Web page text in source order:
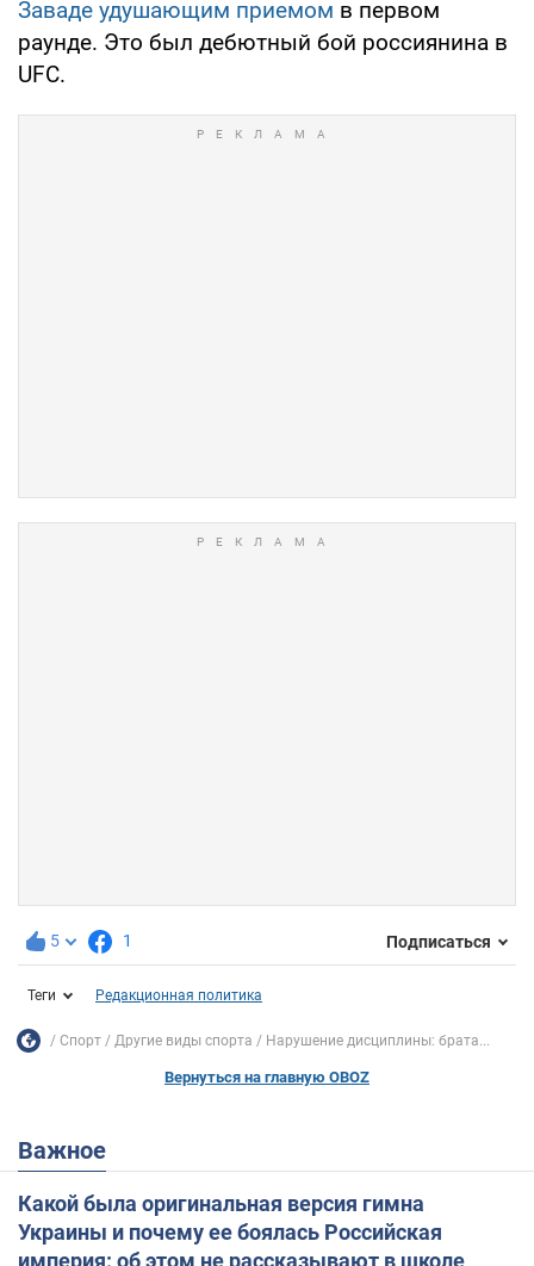
Заваде удушающим приемом в первом
раунде. Это был дебютный бой россиянина в
UFС.
5 1 Подписаться
Теги Редакционная политика
Спорт Другие виды спорта Нарушение дисциплины: брата...
Вернуться на главную OBOZ
Важное
Какой была оригинальная версия гимна
Украины и почему ее боялась Российская